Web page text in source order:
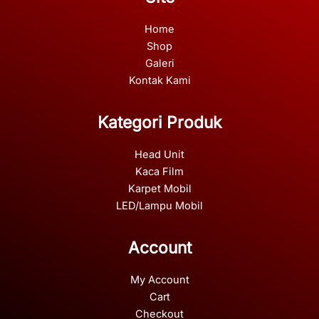
Home
Shop
Galeri
Kontak Kami
Kategori Produk
Head Unit
Kaca Film
Karpet Mobil
LED/Lampu Mobil
Account
My Account
Cart
Checkout